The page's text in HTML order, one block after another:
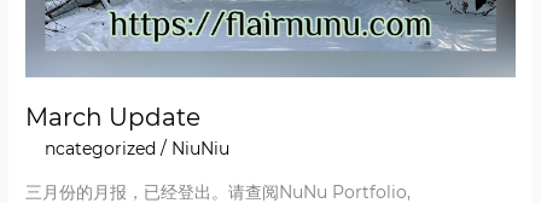
March Update
Uncategorized / NiuNiu
三月份的月报，已经登出。请查阅NuNu Portfolio,